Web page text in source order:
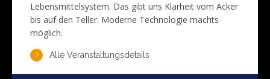
Lebensmittelsystem. Das gibt uns Klarheit vom Acker
bis auf den Teller. Moderne Technologie machts
möglich.
Alle Veranstaltungsdetails